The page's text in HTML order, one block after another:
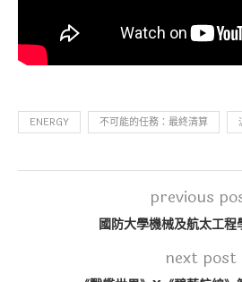
ENERGY 不可能的任務：最終清算
previous
國防大學機械及航太工程
next post